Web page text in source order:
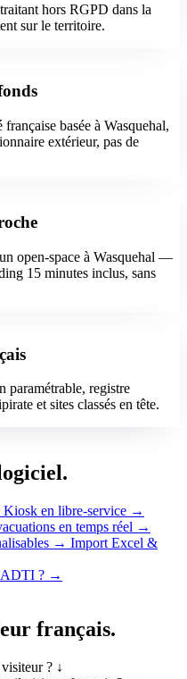
hors RGPD dans la
sur le territoire.
basée à Wasquehal,
extérieur, pas de
open-space à Wasquehal —
15 minutes inclus, sans
paramétrable, registre
et sites classés en tête.
Kiosk en libre-service →
en temps réel →
→ Import Excel &
? →
français.
? ↓